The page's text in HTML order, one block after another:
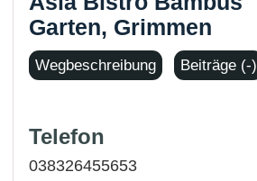
Garten, Grimmen
Wegbeschreibung Beiträge (-)
Telefon
038326455653